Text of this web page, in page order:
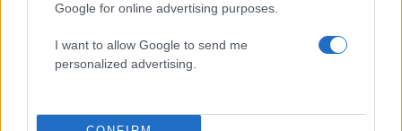
Google for online advertising purposes.
I want to allow Google to send me
personalized advertising.
ΓΙΩΡΓΟΣ ΠΑΠΑΔΑΚΗΣ
Ακολουθήστε το Νewsit.gr στο